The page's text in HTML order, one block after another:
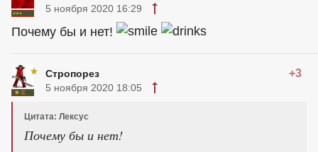
5 ноября 2020 16:29
Почему бы и нет!
Стропорез +3
5 ноября 2020 18:05
Цитата: Лексус
Почему бы и нет!